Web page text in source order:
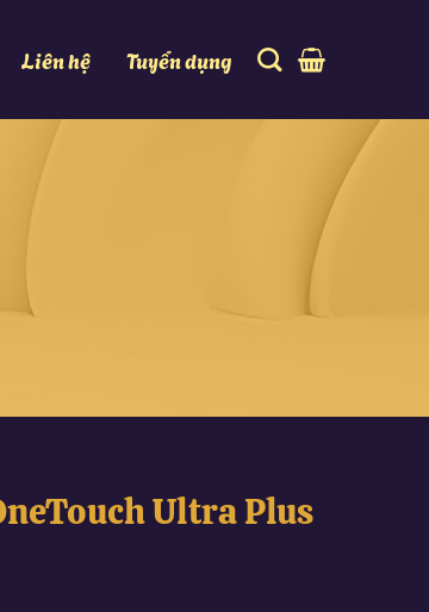
Liên hệ Tuyển dụng
Ultra Plus